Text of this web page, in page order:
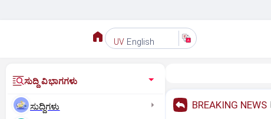
UV English
ಸುದ್ದಿ ವಿಭಾಗಗಳು
ಸುದ್ದಿಗಳು
BREAKING NEWS